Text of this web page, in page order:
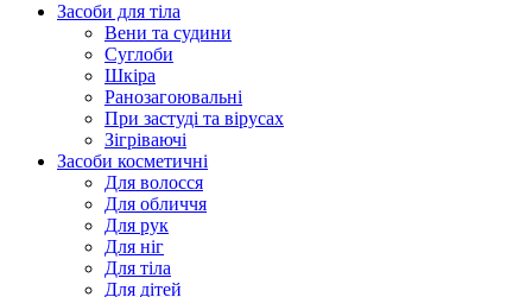
Засоби для тіла
Вени та судини
Суглоби
Шкіра
Ранозагоювальні
При застуді та вірусах
Зігріваючі
Засоби косметичні
Для волосся
Для обличчя
Для рук
Для ніг
Для тіла
Для дітей